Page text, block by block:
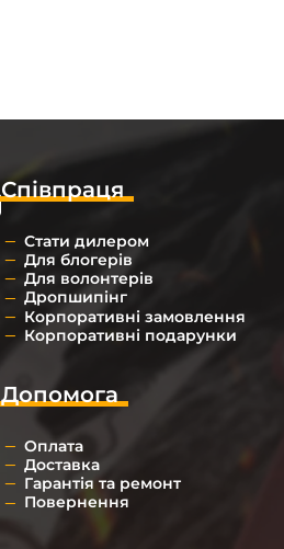
Співпраця
Стати дилером
Для блогерів
Для волонтерів
Дропшипінг
Корпоративні замовлення
Корпоративні подарунки
Допомога
Оплата
Доставка
Гарантія та ремонт
Повернення